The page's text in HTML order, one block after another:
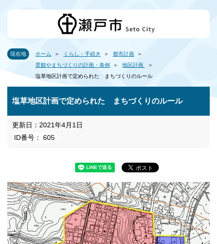
現在地 ホーム くらし・手続き
都市計画
景観やまちづくりの計画・条例
地区計画
塩草地区計画で定められた まちづくりのルール
塩草地区計画で定められた まちづくりのルール
更新日：2021年4月1日
ID番号： 605